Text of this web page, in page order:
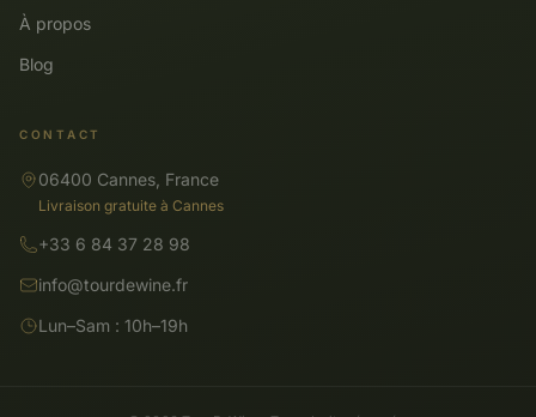
À propos
Blog
CONTACT
06400 Cannes, France
Livraison gratuite à Cannes
+33 6 84 37 28 98
info@tourdewine.fr
Lun–Sam : 10h–19h